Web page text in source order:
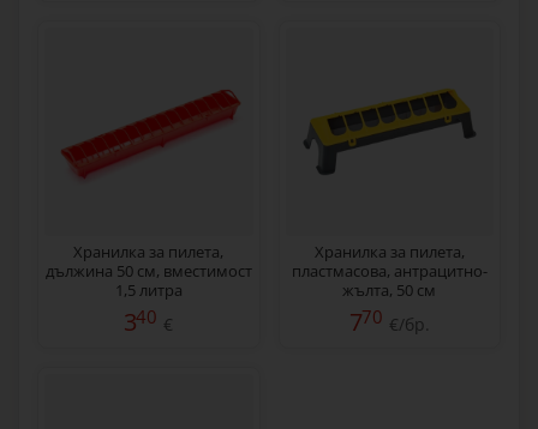
Хранилка за пилета,
дължина 50 см, вместимост
1,5 литра
340 €
Хранилка за пилета,
пластмасова, антрацитно-
жълта, 50 см
770 €/бр.